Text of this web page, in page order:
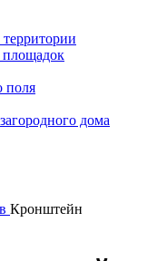
поля
дома
Кронштейн